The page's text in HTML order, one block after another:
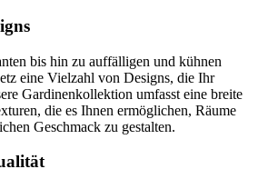
bis hin zu auffälligen und kühnen
eine Vielzahl von Designs, die Ihr
Gardinenkollektion umfasst eine breite
die es Ihnen ermöglichen, Räume
Geschmack zu gestalten.